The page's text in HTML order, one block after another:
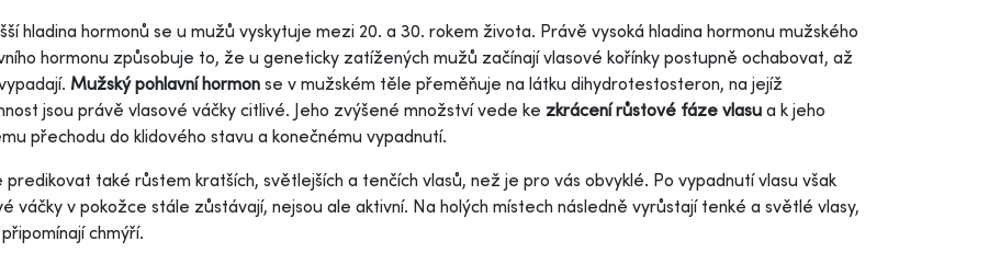
hladina hormonů se u mužů vyskytuje mezi 20. a 30. rokem života. Právě vysoká hladina hormonu mužského
hormonu způsobuje to, že u geneticky zatížených mužů začínají vlasové kořínky postupně ochabovat, až
Mužský pohlavní hormon se v mužském těle přeměňuje na látku dihydrotestosteron, na jejíž
jsou právě vlasové váčky citlivé. Jeho zvýšené množství vede ke zkrácení růstové fáze vlasu a k jeho
přechodu do klidového stavu a konečnému vypadnutí.
predikovat také růstem kratších, světlejších a tenčích vlasů, než je pro vás obvyklé. Po vypadnutí vlasu však
váčky v pokožce stále zůstávají, nejsou ale aktivní. Na holých místech následně vyrůstají tenké a světlé vlasy,
chmýří.